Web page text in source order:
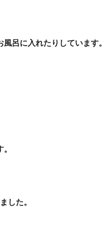
呂に入れたりしています。
した。